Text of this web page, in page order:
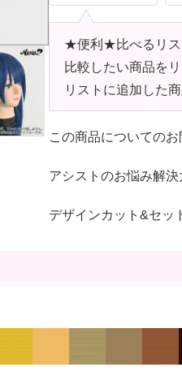
★便利★比べるリス
比較したい商品を
リストに追加した
この商品についての
アシストのお悩み解決
デザインカット&セッ